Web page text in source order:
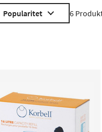
Popularitet 6